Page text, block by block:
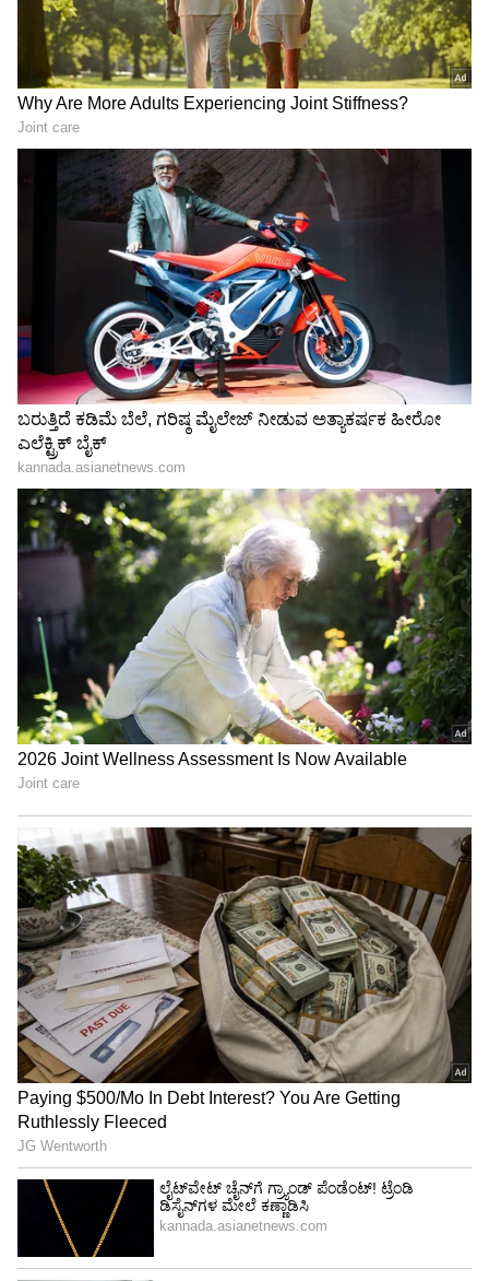
LATEST VIDEOS
"ರಾಜಕೀಯ ಬೇಡ, ಸಿನಿಮಾನೇ ಪ್ರಾಣ":
ಕನಕೋತ್ಸವದಲ್ಲಿ ರಿಷಬ್ ಶೆಟ್ಟಿ | Rishab
Shetty speech | Suvarna News
ಶೇ.50 ರಿಂದ ಶೇ.18 ಕ್ಕೆ TAX ಇಳಿಕೆ: ಮೋದಿ-
ಟ್ರಂಪ್ ಐತಿಹಾಸಿಕ ಒಪ್ಪಂದ | India US
Trade Deal | Party Rounds